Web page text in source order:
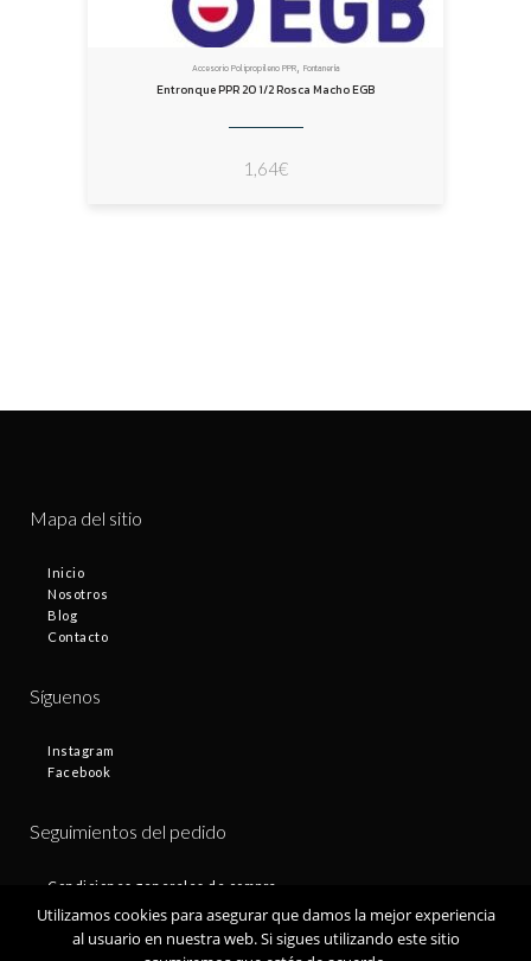
Accesorio Polipropileno PPR, Fontanería
Entronque PPR 20 1/2 Rosca Macho EGB
1,64€
Mapa del sitio
Inicio
Nosotros
Blog
Contacto
Síguenos
Instagram
Facebook
Seguimientos del pedido
Condiciones generales de compra
Plazos de entrega
Política de privacidad
Utilizamos cookies para asegurar que damos la mejor experiencia
al usuario en nuestra web. Si sigues utilizando este sitio